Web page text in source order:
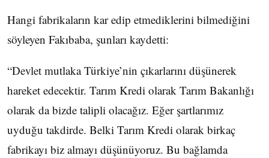
Hangi fabrikaların kar edip etmediklerini bilmediğini
söyleyen Fakıbaba, şunları kaydetti:
“Devlet mutlaka Türkiye’nin çıkarlarını düşünerek
hareket edecektir. Tarım Kredi olarak Tarım Bakanlığı
olarak da bizde talipli olacağız. Eğer şartlarımız
uyduğu takdirde. Belki Tarım Kredi olarak birkaç
fabrikayı biz almayı düşünüyoruz. Bu bağlamda